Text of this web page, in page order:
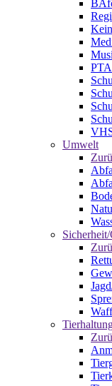
PTA
Umwelt